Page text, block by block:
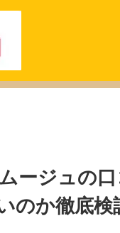
ージュの口
のか徹底検